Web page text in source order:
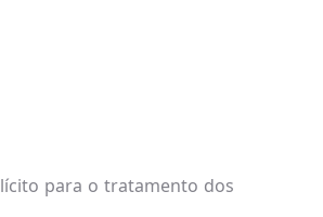
para o tratamento dos